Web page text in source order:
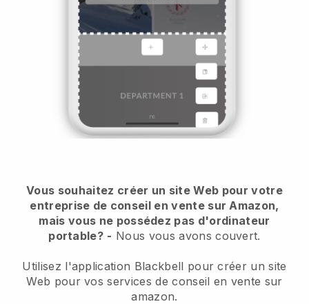
Vous souhaitez créer un site Web pour votre
entreprise de conseil en vente sur Amazon,
mais vous ne possédez pas d'ordinateur
portable? - Nous vous avons couvert.
Utilisez l'application Blackbell pour créer un site
Web pour vos services de conseil en vente sur
amazon.